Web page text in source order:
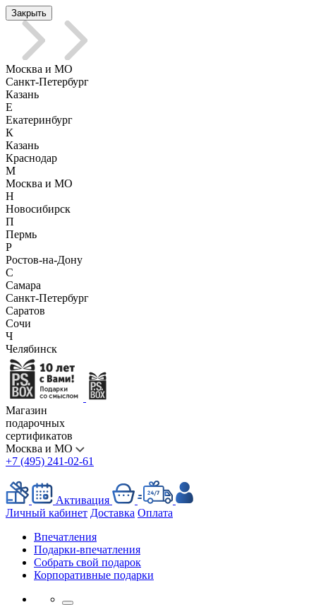
Закрыть
Москва и МО
Санкт-Петербург
Казань
Е
Екатеринбург
К
Казань
Краснодар
М
Москва и МО
Н
Новосибирск
П
Пермь
Р
Ростов-на-Дону
С
Самара
Санкт-Петербург
Саратов
Сочи
Ч
Челябинск
Магазин
подарочных
сертификатов
Москва и МО
+7 (495) 241-02-61
Активация
Личный кабинет Доставка Оплата
Впечатления
Подарки-впечатления
Собрать свой подарок
Корпоративные подарки